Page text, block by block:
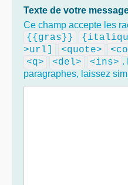
Texte de votre
Ce champ accepte les
{{gras}}
>url]
<quote>
<q> <del> <ins> .
paragraphes, laissez